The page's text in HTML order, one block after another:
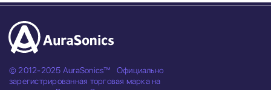
© 2012-2025 AuraSonics™
Официально
зарегистрированная торговая марка на